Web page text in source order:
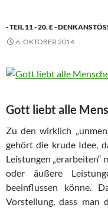
- TEIL 11 - 20,E -
6. OKTOBER 2014
Gott liebt alle
Zu den wirklich
gehört die krude Idee,
Leistungen „erarbeiten“
oder äußere
beeinflussen könne.
Vorstellung, dass man